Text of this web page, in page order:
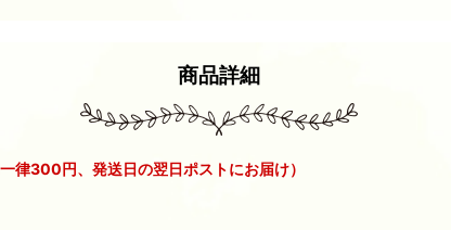
商品詳細
律300円、発送日の翌日ポストにお届け）